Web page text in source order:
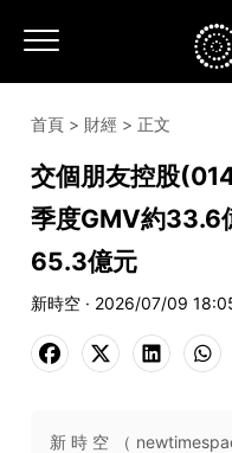
首頁 > 財經 > 正文
交個朋友控股
季度GMV約33.6
65.3億元
新時空 · 2026/07/09 18:05
新時空（